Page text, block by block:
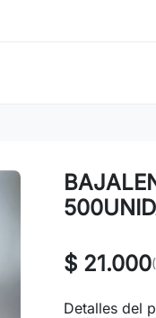
$ 21.000
Detalles del